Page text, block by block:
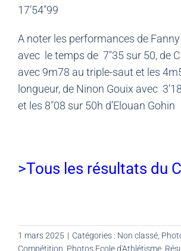
17’54″99
A noter les performances de
avec le temps de 7″35 sur 50, de
avec 9m78 au triple-saut et les
longueur, de Ninon Gouix avec
et les 8″08 sur 50h d’Elouan Gohin
>Tous les résultats du
1 mars 2025 | Catégories : Non classé
Compétition Photos Ecole d'Athlétisme